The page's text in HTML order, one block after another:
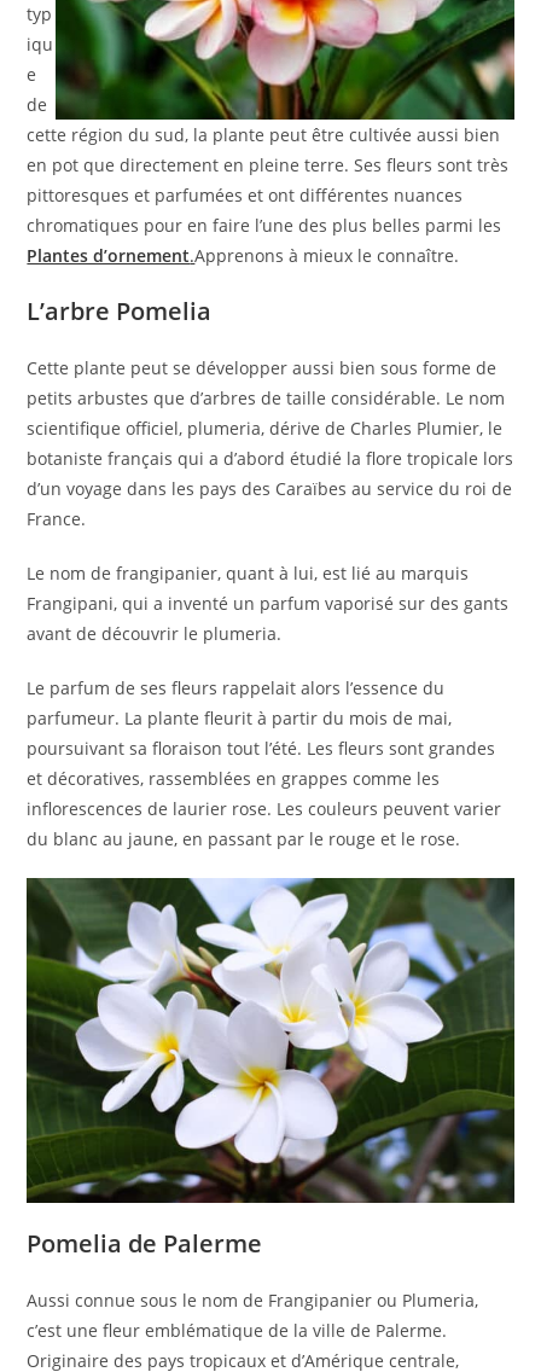
typ
iqu
e
de
cette région du sud, la plante peut être cultivée aussi bien
en pot que directement en pleine terre. Ses fleurs sont très
pittoresques et parfumées et ont différentes nuances
chromatiques pour en faire l’une des plus belles parmi les
Plantes d’ornement.Apprenons à mieux le connaître.
L’arbre Pomelia
Cette plante peut se développer aussi bien sous forme de
petits arbustes que d’arbres de taille considérable. Le nom
scientifique officiel, plumeria, dérive de Charles Plumier, le
botaniste français qui a d’abord étudié la flore tropicale lors
d’un voyage dans les pays des Caraïbes au service du roi de
France.
Le nom de frangipanier, quant à lui, est lié au marquis
Frangipani, qui a inventé un parfum vaporisé sur des gants
avant de découvrir le plumeria.
Le parfum de ses fleurs rappelait alors l’essence du
parfumeur. La plante fleurit à partir du mois de mai,
poursuivant sa floraison tout l’été. Les fleurs sont grandes
et décoratives, rassemblées en grappes comme les
inflorescences de laurier rose. Les couleurs peuvent varier
du blanc au jaune, en passant par le rouge et le rose.
Pomelia de Palerme
Aussi connue sous le nom de Frangipanier ou Plumeria,
c’est une fleur emblématique de la ville de Palerme.
Originaire des pays tropicaux et d’Amérique centrale,